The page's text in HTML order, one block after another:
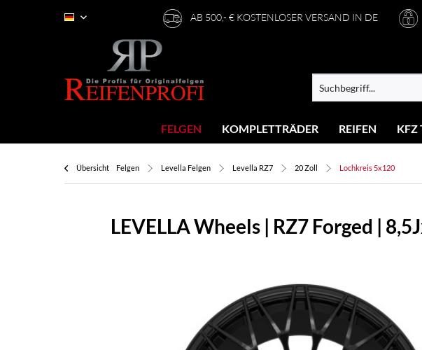
AB 500,- € KOSTENLOSER VERSAND IN DE
Deutsch
FELGEN KOMPLETTRÄDER REIFEN KFZ
Übersicht Felgen Levella Felgen Levella RZ7 20 Zoll Lochkreis 5x120
LEVELLA Wheels | RZ7 Forged |